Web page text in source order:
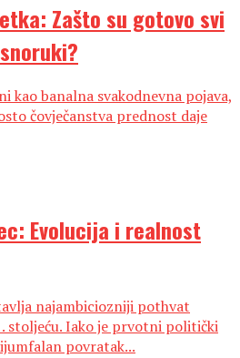
Zašto su gotovo svi
kao banalna svakodnevna pojava,
čovječanstva prednost daje
Evolucija i realnost
najambiciozniji pothvat
stoljeću. Iako je prvotni politički
povratak...